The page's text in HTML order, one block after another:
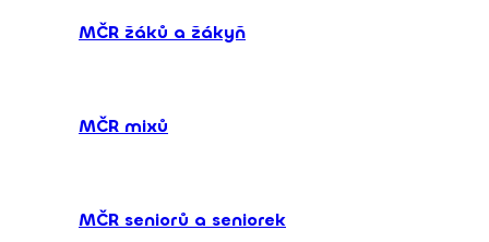
MČR žáků a žákyň
MČR mixů
MČR seniorů a seniorek